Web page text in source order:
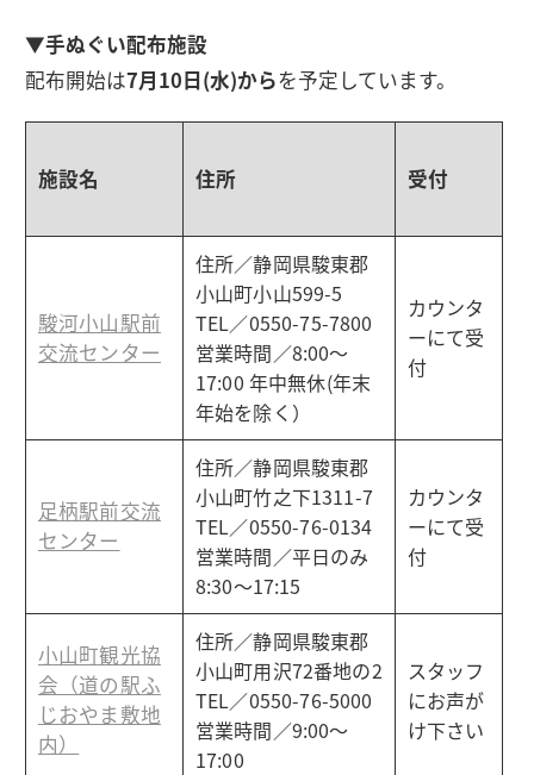
▼手ぬぐい配布施設
配布開始は7月10日(水)からを予定しています。
施設名 住所 受付
駿河小山駅前
交流センター
住所／静岡県駿東郡
小山町小山599-5
TEL／0550-75-7800
営業時間／8:00～
17:00 年中無休(年末
年始を除く）
カウンタ
ーにて受
付
足柄駅前交流
センター
住所／静岡県駿東郡
小山町竹之下1311-7
TEL／0550-76-0134
営業時間／平日のみ
8:30～17:15
カウンタ
ーにて受
付
小山町観光協
会（道の駅ふ
じおやま敷地
内）
住所／静岡県駿東郡
小山町用沢72番地の2
TEL／0550-76-5000
営業時間／9:00～
17:00
スタッフ
にお声が
け下さい